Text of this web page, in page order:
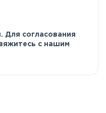
Для согласования
с нашим